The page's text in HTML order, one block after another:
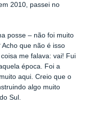
2010, passei no
posse – não foi muito
que não é isso
me falava: vai! Fui
época. Foi a
aqui. Creio que o
algo muito
Sul.